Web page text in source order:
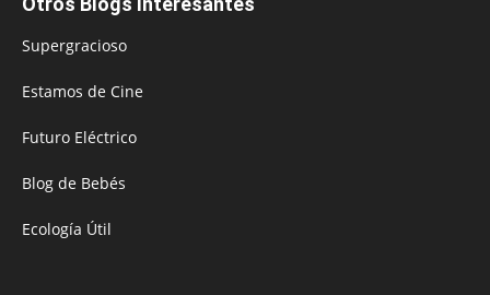
Supergracioso
Estamos de Cine
Futuro Eléctrico
Blog de Bebés
Ecología Útil